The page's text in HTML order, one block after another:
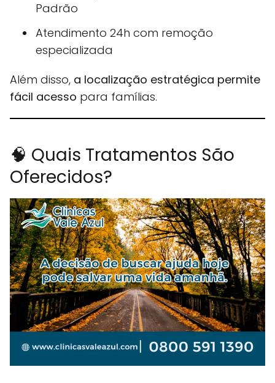
Padrão
Atendimento 24h com remoção
especializada
Além disso, a localização estratégica permite
fácil acesso para famílias.
🧠 Quais Tratamentos São
Oferecidos?